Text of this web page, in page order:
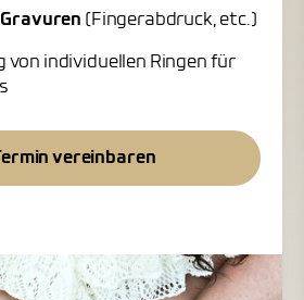
(Fingerabdruck, etc.)
von individuellen Ringen für
Termin vereinbaren